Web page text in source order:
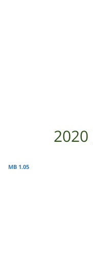
1.05 MB